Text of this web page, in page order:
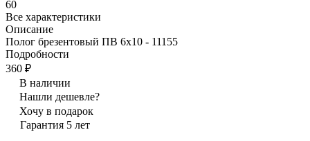
60
Все характеристики
Описание
Полог брезентовый ПВ 6х10 - 11155
Подробности
360 ₽
В наличии
Нашли дешевле?
Хочу в подарок
Гарантия 5 лет